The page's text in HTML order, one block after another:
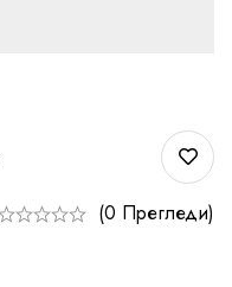
(0 Прегледи)